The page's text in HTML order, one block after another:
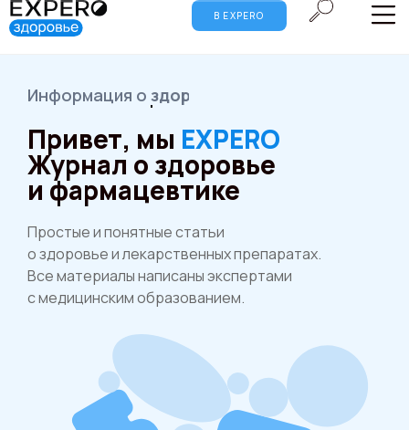
В EXPERO
Информация о лекарствах
Привет, мы EXPERO
Журнал о здоровье
и фармацевтике
Простые и понятные статьи
о здоровье и лекарственных препаратах.
Все материалы написаны экспертами
с медицинским образованием.